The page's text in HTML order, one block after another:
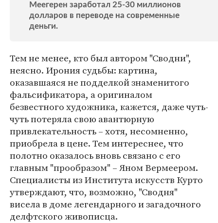
Меегерен заработал 25-30 миллионов
долларов в переводе на современные
деньги.
Тем не менее, кто был автором "Сводни",
неясно. Ирония судьбы: картина,
оказавшаяся не подделкой знаменитого
фальсификатора, а оригиналом
безвестного художника, кажется, даже чуть-
чуть потеряла свою авантюрную
привлекательность – хотя, несомненно,
приобрела в цене. Тем интереснее, что
полотно оказалось вновь связано с его
главным "прообразом" – Яном Вермеером.
Специалисты из Института искусств Курто
утверждают, что, возможно, "Сводня"
висела в доме легендарного и загадочного
делфтского живописца.